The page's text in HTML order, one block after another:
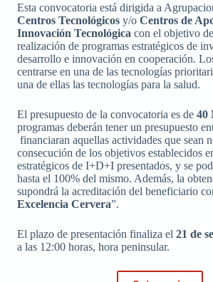
Esta convocatoria está dirigida a
Centros Tecnológicos y/o Centros de
Innovación Tecnológica con el objetivo
realización de programas estratégicos de
desarrollo e innovación en cooperación.
centrarse en una de las tecnologías
una de ellas las tecnologías para la salud.
El presupuesto de la convocatoria es de 40
programas deberán tener un presupuesto
financiaran aquellas actividades que sean
consecución de los objetivos establecidos
estratégicos de I+D+I presentados, y se
hasta el 100% del mismo. Además, la
supondrá la acreditación del beneficiario
Excelencia Cervera”.
El plazo de presentación finaliza el 21 de
a las 12:00 horas, hora peninsular.